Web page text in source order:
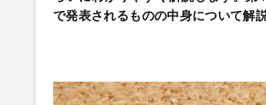
で発表されるものの中身について解